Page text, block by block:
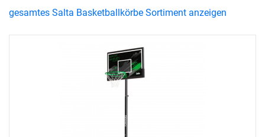
gesamtes Salta Basketballkörbe Sortiment anzeigen